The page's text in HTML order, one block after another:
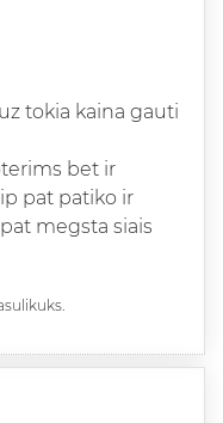
tokia kaina gauti
bet ir
pat patiko ir
megsta siais